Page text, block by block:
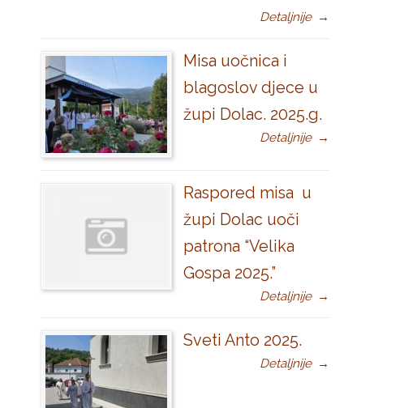
Detaljnije →
Misa uočnica i
blagoslov djece u
župi Dolac. 2025.g.
Detaljnije →
Raspored misa u
župi Dolac uoči
patrona “Velika
Gospa 2025.”
Detaljnije →
Sveti Anto 2025.
Detaljnije →